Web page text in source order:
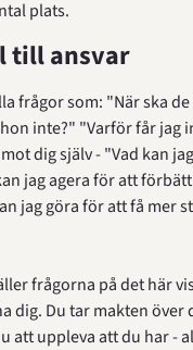
plats.
till ansvar
frågor som: "När ska
inte?" "Varför får jag
dig själv - "Vad kan
jag agera för att
jag göra för att få mer
frågorna på det här
dig. Du tar makten över
att uppleva att du har -